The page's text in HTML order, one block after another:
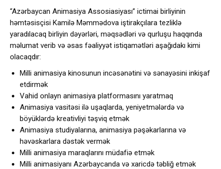
“Azərbaycan Animasiya Assosiasiyası” ictimai birliyinin
həmtəsisçisi Kamilə Məmmədova iştirakçılara tezliklə
yaradılacaq birliyin dəyərləri, məqsədləri və qurluşu haqqında
məlumat verib və əsas fəaliyyət istiqamətləri aşağıdakı kimi
olacaqdır:
Milli animasiya kinosunun incəsənətini və sənayəsini inkişaf
etdirmək
Vahid onlayn animasiya platformasını yaratmaq
Animasiya vasitəsi ilə uşaqlarda, yeniyetmələrdə və
böyüklərdə kreativliyi təşviq etmək
Animasiya studiyalarına, animasiya pəşəkarlarına və
həvəskarlara dəstək vermək
Milli animasiya maraqlarını müdafiə etmək
Milli animasiyanı Azərbaycanda və xaricdə təbliğ etmək